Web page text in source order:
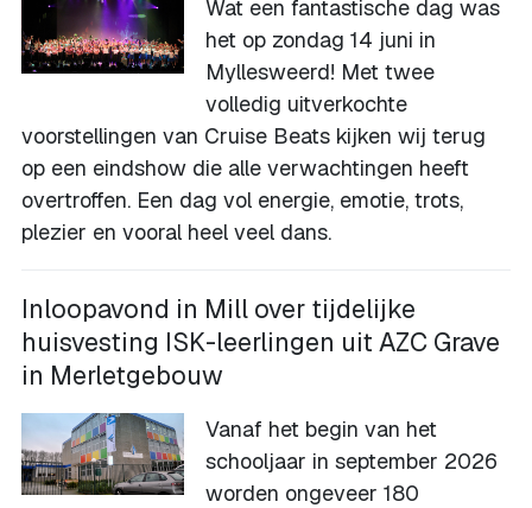
Wat een fantastische dag was
het op zondag 14 juni in
Myllesweerd! Met twee
volledig uitverkochte
voorstellingen van Cruise Beats kijken wij terug
op een eindshow die alle verwachtingen heeft
overtroffen. Een dag vol energie, emotie, trots,
plezier en vooral heel veel dans.
Inloopavond in Mill over tijdelijke
huisvesting ISK-leerlingen uit AZC Grave
in Merletgebouw
Vanaf het begin van het
schooljaar in september 2026
worden ongeveer 180